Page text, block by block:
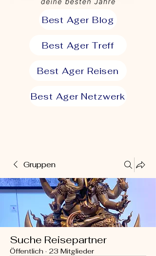
Best Ager Blog
Best Ager Treff
Best Ager Reisen
Best Ager Netzwerk
Gruppen
Suche Reisepartner
Öffentlich · 23 Mitglieder